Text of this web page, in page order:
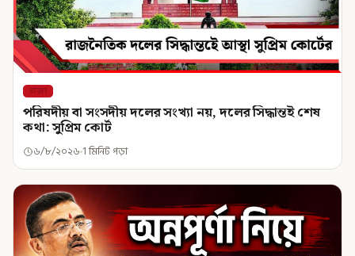
রাজ্য
পরিষদীয় বা সংসদীয় দলের সংখ্যা নয়, দলের সিদ্ধান্তই শেষ
কথা: সুপ্রিম কোর্ট
৬/৮/২০২৬ 1 মিনিট পড়া